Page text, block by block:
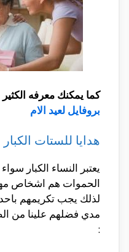
كما يمكنك معرفه
بروفايل لعيد الام
هدايا للستات الكبار
يعتبر النساء الكبار سواء
الحموات هم اشخاص
لذلك يجب تكريمهم
مدي فضلهم علينا من
: